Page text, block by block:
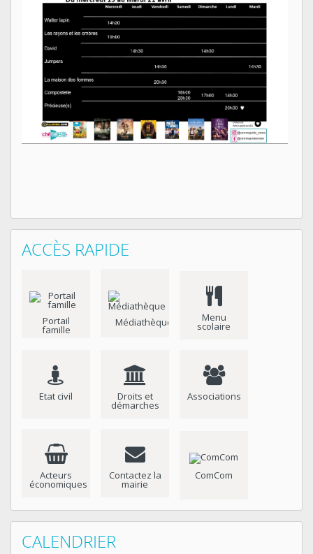
ACCÈS RAPIDE
Portail
famille
Médiathèque Menu
scolaire
Etat civil Droits et
démarches
Associations
Acteurs
économiques
Contactez la
mairie
ComCom
CALENDRIER